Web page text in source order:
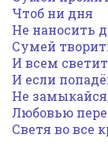
Чтоб ни дня
Не наносить
Сумей
И всем
И если
Не
Любовью
Светя во все